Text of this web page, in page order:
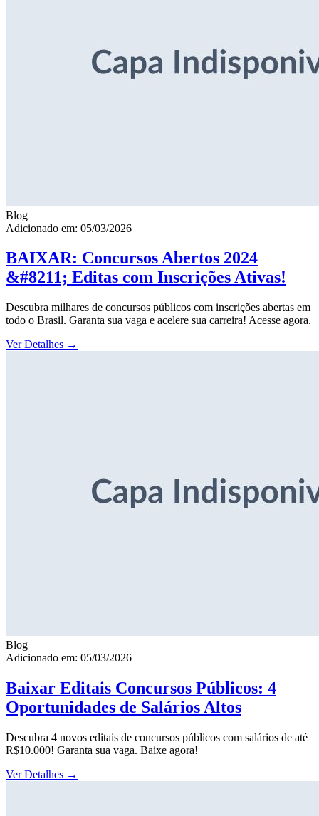
Blog
Adicionado em: 05/03/2026
BAIXAR: Concursos Abertos 2024
&#8211; Editas com Inscrições Ativas!
Descubra milhares de concursos públicos com inscrições abertas em
todo o Brasil. Garanta sua vaga e acelere sua carreira! Acesse agora.
Ver Detalhes →
Blog
Adicionado em: 05/03/2026
Baixar Editais Concursos Públicos: 4
Oportunidades de Salários Altos
Descubra 4 novos editais de concursos públicos com salários de até
R$10.000! Garanta sua vaga. Baixe agora!
Ver Detalhes →